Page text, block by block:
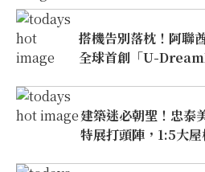
搭機告別落枕！阿聯
全球首創「U-
建築迷必朝聖！忠泰
特展打頭陣，1:5大